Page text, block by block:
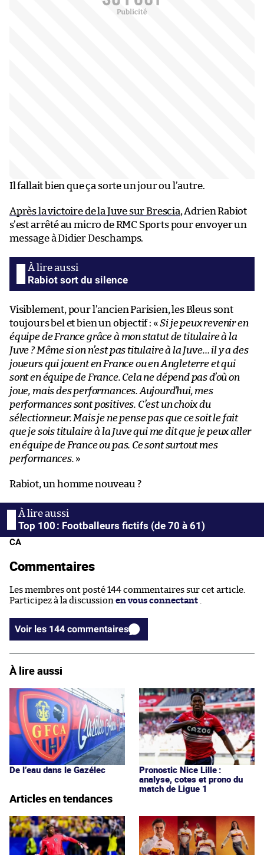
Il fallait bien que ça sorte un jour ou l’autre.
Après la victoire de la Juve sur Brescia, Adrien Rabiot
s’est arrêté au micro de RMC Sports pour envoyer un
message à Didier Deschamps.
Rabiot sort du silence
Visiblement, pour l’ancien Parisien, les Bleus sont
toujours bel et bien un objectif : «Si je peux revenir en
équipe de France grâce à mon statut de titulaire à la
Juve ? Même si on n’est pas titulaire à la Juve… il y a des
joueurs qui jouent en France ou en Angleterre et qui
sont en équipe de France. Cela ne dépend pas d’où on
joue, mais des performances. Aujourd’hui, mes
performances sont positives. C’est un choix du
sélectionneur. Mais je ne pense pas que ce soit le fait
que je sois titulaire à la Juve qui me dit que je peux aller
en équipe de France ou pas. Ce sont surtout mes
performances. »
Rabiot, un homme nouveau ?
Top 100 : Footballeurs fictifs (de 70 à 61)
CA
Commentaires
Les membres ont posté 144 commentaires sur cet article.
Participez à la discussion en vous connectant
Voir les 144 commentaires
À lire aussi
De l’eau dans le Gazélec
Pronostic Nice Lille :
analyse, cotes et prono du
match de Ligue 1
Articles en tendances